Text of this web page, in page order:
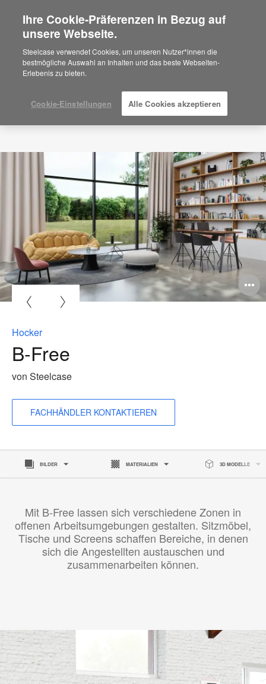
Are you in United States?
Would you like to see Products we sell in
your region?
Americas
Español
Hocker
B-Free
von Steelcase
FACHHÄNDLER KONTAKTIEREN
BILDER MATERIALIEN 3D MODELLE
Mit B-Free lassen sich verschiedene Zonen in
offenen Arbeitsumgebungen gestalten. Sitzmöbel,
Tische und Screens schaffen Bereiche, in denen
sich die Angestellten austauschen und
zusammenarbeiten können.
Ihre Cookie-Präferenzen in Bezug auf
unsere Webseite.
Steelcase verwendet Cookies, um unseren Nutzer*innen die
bestmögliche Auswahl an Inhalten und das beste Webseiten-
Erlebenis zu bieten.
Cookie-Einstellungen Alle Cookies akzeptieren